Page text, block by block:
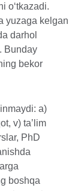
o‘tkazadi.
yuzaga kelgan
darhol
Bunday
bekor
a)
v) taʼlim
PhD
boshqa